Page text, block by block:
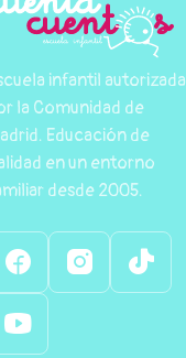
infantil autorizada
la Comunidad de
Educación de
en un entorno
desde 2005.